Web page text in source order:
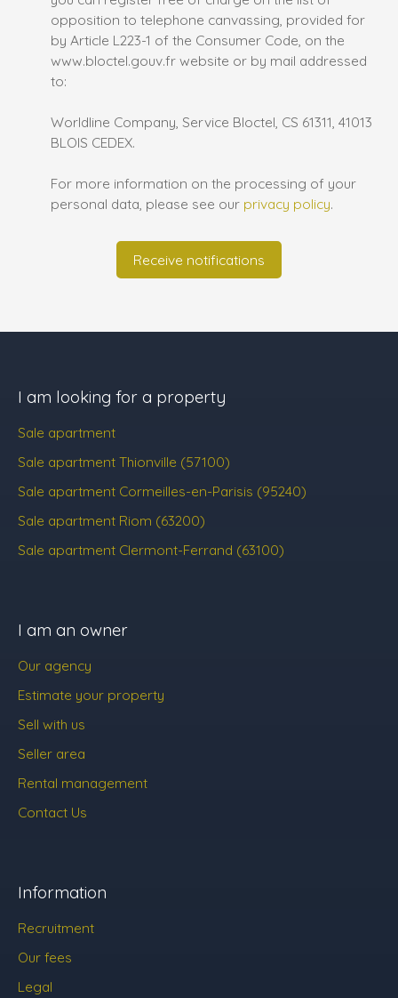
opposition to telephone canvassing, provided for
by Article L223-1 of the Consumer Code, on the
www.bloctel.gouv.fr website or by mail addressed
to:
Worldline Company, Service Bloctel, CS 61311, 41013
BLOIS CEDEX.
For more information on the processing of your
personal data, please see our privacy policy.
Receive notifications
I am looking for a property
Sale apartment
Sale apartment Thionville (57100)
Sale apartment Cormeilles-en-Parisis (95240)
Sale apartment Riom (63200)
Sale apartment Clermont-Ferrand (63100)
I am an owner
Our agency
Estimate your property
Sell with us
Seller area
Rental management
Contact Us
Information
Recruitment
Our fees
Legal